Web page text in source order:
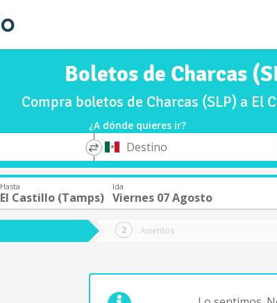
Boletos de Charcas
Compra boletos de Charcas (SLP) a
¿A dónde quieres ir?
*
Destino
Hasta
El Castillo (Tamps)
Ida
Viernes 07 Agosto
Asientos